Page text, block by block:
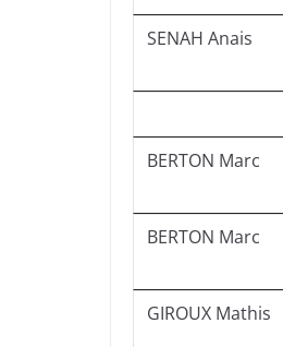
SENAH Anais
BERTON Marc
BERTON Marc
GIROUX Mathis